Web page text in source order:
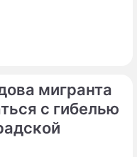
мигранта
с гибелью